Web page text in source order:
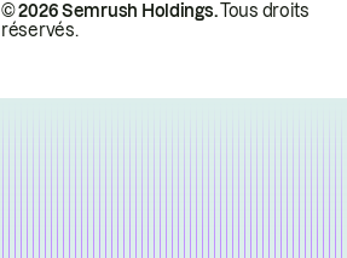
© 2026 Semrush Holdings.Tous droits
réservés.